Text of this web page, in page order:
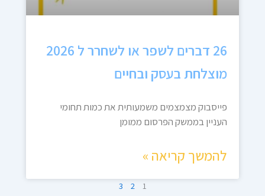
26 דברים לשפר או לשחרר ל 2026
מוצלחת בעסק ובחיים
פייסבוק מצמצמים משמעותית את כמות תחומי
העניין בממשק הפרסום ממומן
להמשך קריאה »
1
2
3